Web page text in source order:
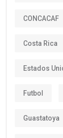
CONCACAF
Costa Rica
Estados
Futbol
Guastatoya